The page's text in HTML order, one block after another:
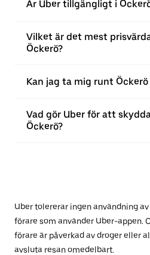
Är Uber tillgängligt i
Vilket är det mest
Öckerö?
Kan jag ta mig runt
Vad gör Uber för att
Öckerö?
Uber tolererar ingen användning
förare som använder Uber-appen.
förare är påverkad av droger eller
avsluta resan omedelbart.